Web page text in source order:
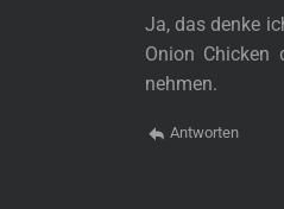
Ja, das denke
Onion Chicken
nehmen.
Antworten